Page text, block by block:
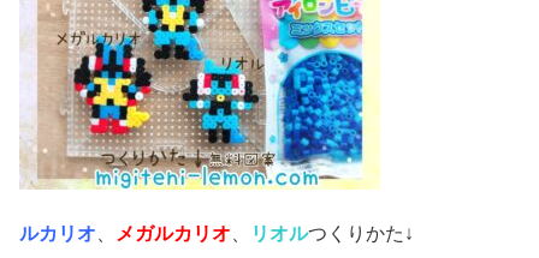
ルカリオ メガルカリオ リオルつくりかた↓